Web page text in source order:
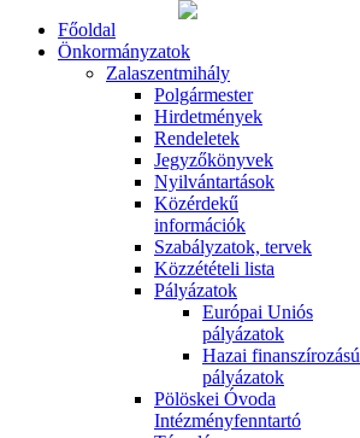
Főoldal
Önkormányzatok
Zalaszentmihály
Polgármester
Hirdetmények
Rendeletek
Jegyzőkönyvek
Nyilvántartások
Közérdekű
információk
Szabályzatok, tervek
Közzétételi lista
Pályázatok
Európai Uniós
pályázatok
Hazai finanszírozású
pályázatok
Pölöskei Óvoda
Intézményfenntartó